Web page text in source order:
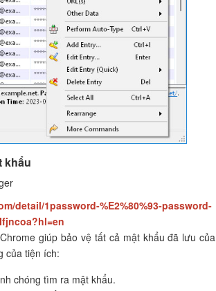
khẩu
detail/1password-%E2%80%93-password-
giúp bảo vệ tất cả mật khẩu đã lưu của
của tiện ích:
chóng tìm ra mật khẩu.